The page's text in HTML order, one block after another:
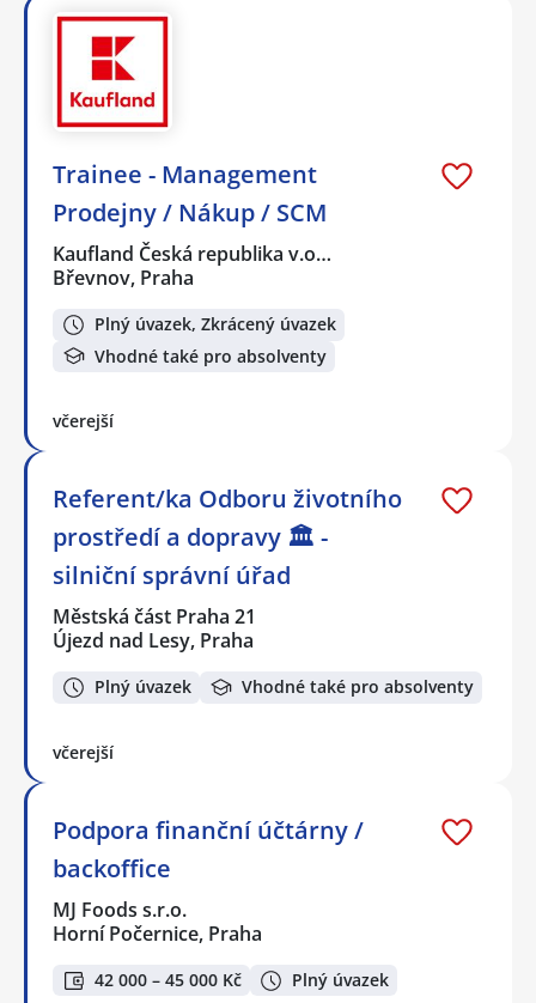
Trainee - Management
Prodejny / Nákup / SCM
Kaufland Česká republika v.o…
Břevnov, Praha
Plný úvazek, Zkrácený úvazek
Vhodné také pro absolventy
včerejší
Referent/ka Odboru životního
prostředí a dopravy 🏛️ -
silniční správní úřad
Městská část Praha 21
Újezd nad Lesy, Praha
Plný úvazek Vhodné také pro absolventy
včerejší
Podpora finanční účtárny /
backoffice
MJ Foods s.r.o.
Horní Počernice, Praha
42 000 – 45 000 Kč Plný úvazek